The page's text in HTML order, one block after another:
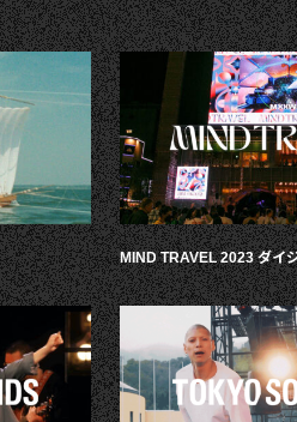
MIND TRAVEL 2023 ダイ